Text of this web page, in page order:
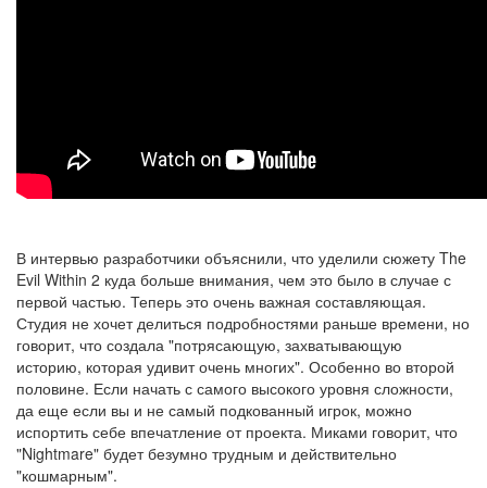
В интервью разработчики объяснили, что уделили сюжету The
Evil Within 2 куда больше внимания, чем это было в случае с
первой частью. Теперь это очень важная составляющая.
Студия не хочет делиться подробностями раньше времени, но
говорит, что создала "потрясающую, захватывающую
историю, которая удивит очень многих". Особенно во второй
половине. Если начать с самого высокого уровня сложности,
да еще если вы и не самый подкованный игрок, можно
испортить себе впечатление от проекта. Миками говорит, что
"Nightmare" будет безумно трудным и действительно
"кошмарным".